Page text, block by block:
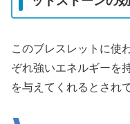
このブレスレットに使
ぞれ強いエネルギーを
を与えてくれるとされ